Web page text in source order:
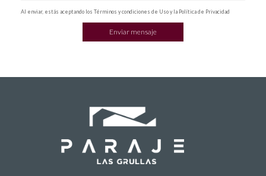
Al enviar, estás aceptando los Términos y condiciones de Uso y la Política de Privacidad